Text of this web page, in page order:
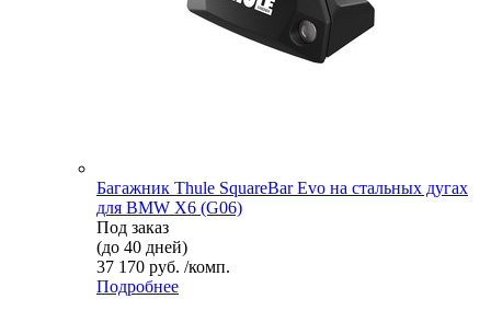
Багажник Thule SquareBar Evo на стальных дугах
для BMW X6 (G06)
Под заказ
(до 40 дней)
37 170 руб. /комп.
Подробнее